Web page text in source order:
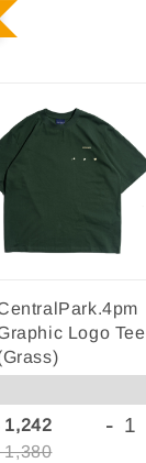
Logo Tee
1,242
1,380
-